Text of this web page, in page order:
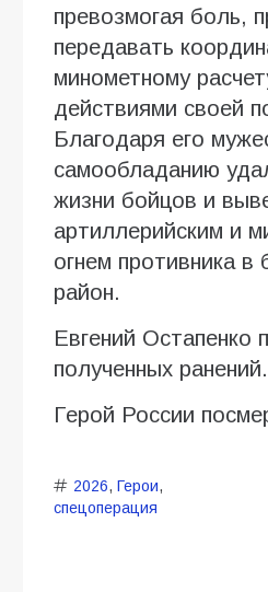
превозмогая боль,
передавать
минометному
действиями своей
Благодаря его
самообладанию
жизни бойцов и
артиллерийским и
огнем противника в
район.
Евгений Остапенко
полученных ранений.
Герой России
2026, Герои,
спецоперация